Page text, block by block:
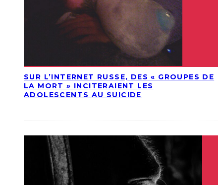
SUR L’INTERNET RUSSE, DES « GROUPES DE
LA MORT » INCITERAIENT LES
ADOLESCENTS AU SUICIDE